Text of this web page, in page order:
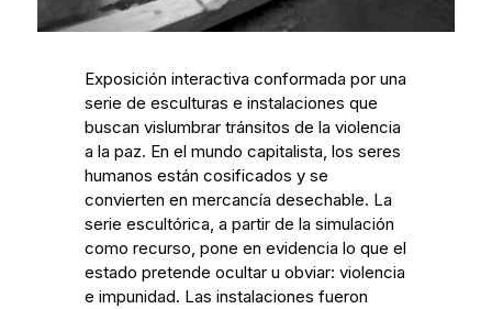
Exposición interactiva conformada por una
serie de esculturas e instalaciones que
buscan vislumbrar tránsitos de la violencia
a la paz. En el mundo capitalista, los seres
humanos están cosificados y se
convierten en mercancía desechable. La
serie escultórica, a partir de la simulación
como recurso, pone en evidencia lo que el
estado pretende ocultar u obviar: violencia
e impunidad. Las instalaciones fueron